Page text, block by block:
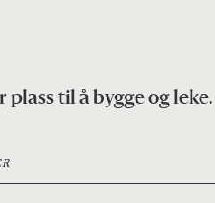
til å bygge og leke.